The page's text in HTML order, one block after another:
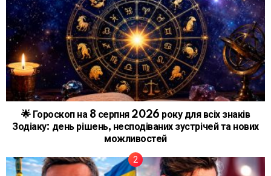
🌟 Гороскоп на 8 серпня 2026 року для всіх знаків
Зодіаку: день рішень, несподіваних зустрічей та нових
можливостей